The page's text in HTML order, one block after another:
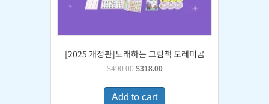
[2025 개정판]노래하는 그림책 도레미곰
$490.00 Original
was:
$490.00.
$318.00Current
is:
Add to cart